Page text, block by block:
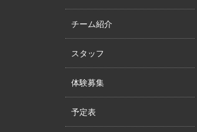
チーム紹介
スタッフ
体験募集
予定表